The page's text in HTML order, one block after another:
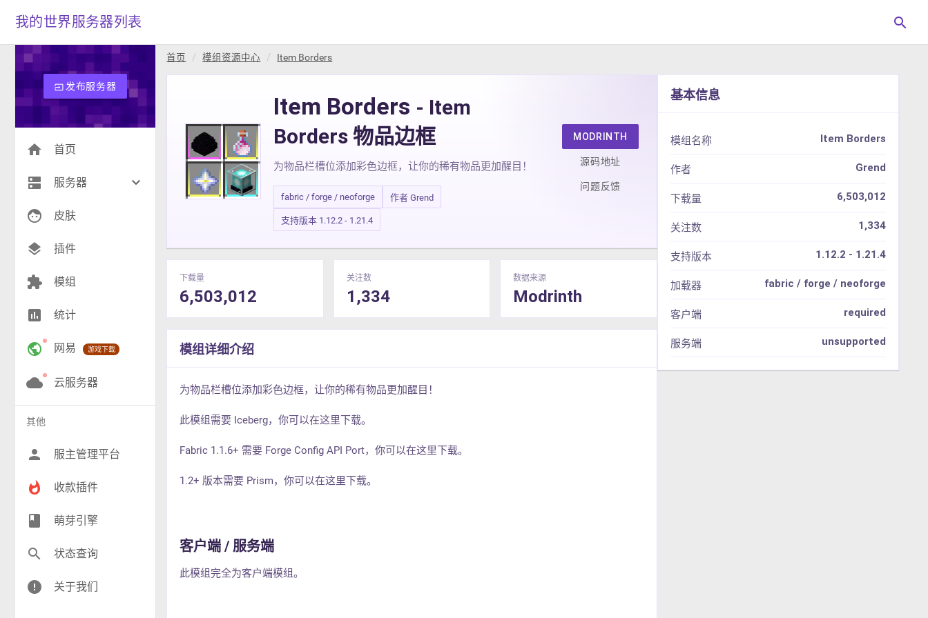
我的世界服务器列表 search
input发布服务器
home 首页
dns 服务器 keyboard_arrow_down
生存(231)
创造(8)
RPG(194)
小游戏(17)
神奇宝贝(27)
工业(9)
face 皮肤
layers 插件
extension 模组
insert_chart 统计
public 网易 游戏下载
cloud 云服务器
其他
person 服主管理平台
whatshot 收款插件
class 萌芽引擎
search 状态查询
error 关于我们
首页 模组资源中心 Item Borders
Item Borders - Item
Borders 物品边框
为物品栏槽位添加彩色边框，让你的稀有物品更加醒目！
fabric / forge / neoforge 作者 Grend
支持版本 1.12.2 - 1.21.4
MODRINTH
源码地址
问题反馈
下载量
6,503,012
关注数
1,334
数据来源
Modrinth
模组详细介绍
为物品栏槽位添加彩色边框，让你的稀有物品更加醒目！
此模组需要 Iceberg，你可以在这里下载。
Fabric 1.1.6+ 需要 Forge Config API Port，你可以在这里下载。
1.2+ 版本需要 Prism，你可以在这里下载。
客户端 / 服务端
此模组完全为客户端模组。
基本信息
模组名称 Item Borders
作者 Grend
下载量 6,503,012
关注数 1,334
支持版本 1.12.2 - 1.21.4
加载器 fabric / forge / neoforge
客户端 required
服务端 unsupported